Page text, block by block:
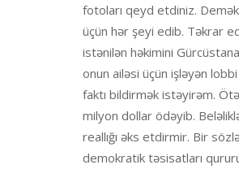
fotoları qeyd etdiniz.
üçün hər şeyi edib. Təkrar
istənilən həkimini
onun ailəsi üçün işləyən
faktı bildirmək istəyirəm.
milyon dollar ödəyib.
reallığı əks etdirmir. Bir
demokratik təsisatları